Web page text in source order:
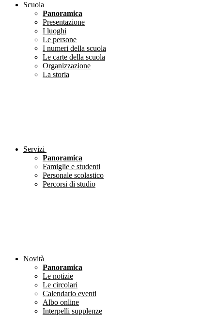
Scuola
Panoramica
Presentazione
I luoghi
Le persone
I numeri della scuola
Le carte della scuola
Organizzazione
La storia
Servizi
Panoramica
Famiglie e studenti
Personale scolastico
Percorsi di studio
Novità
Panoramica
Le notizie
Le circolari
Calendario eventi
Albo online
Interpelli supplenze